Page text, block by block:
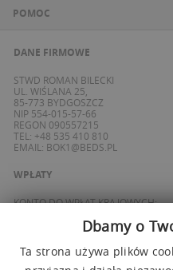
POMOC
DANE FIRMOWE
STWD ROMAN BILECKI
UL. WIŚLANA 25,
85-773 BYDGOSZCZ
NIP 554-015-57-66
REGON 090557215
TEL: +48 535 410 810
EMAIL: BOK1@BEDS.PL
WPŁATY
KONTO DO WPŁAT KRAJOWYCH:
69 1050 1139 1000 0090 8355 0765
KONTO DO WPŁAT SPOZA POLSKI /
BANK ING
PL 27 1050 1139 1000 0090 8358
Dbamy o
Ta strona używa plików